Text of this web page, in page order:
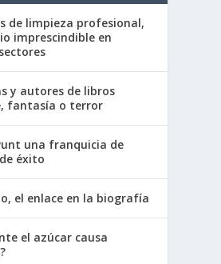
de limpieza profesional,
imprescindible en
y autores de libros
fantasía o terror
una franquicia de
éxito
el enlace en la biografía
el azúcar causa